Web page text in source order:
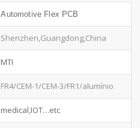
Automotive Flex PCB
Shenzhen,Guangdong,China
MTI
FR4/CEM-1/CEM-3/FR1/alumínio
medical,IOT…etc